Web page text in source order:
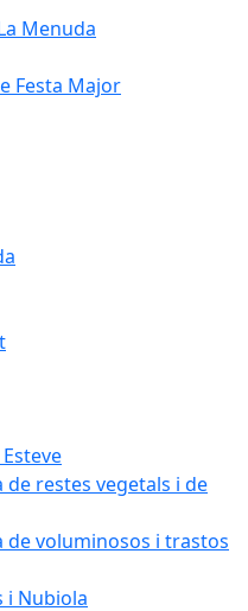
Menuda
Festa Major
restes vegetals i de
de voluminosos i trastos
i Nubiola